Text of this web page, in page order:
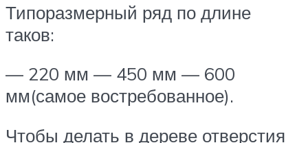
Типоразмерный ряд по длине
таков:
— 220 мм — 450 мм — 600
мм(самое востребованное).
Чтобы делать в дереве отверстия